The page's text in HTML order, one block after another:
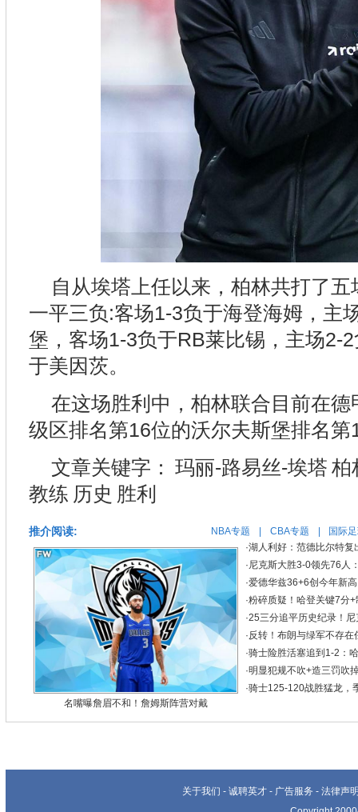
自从埃塔上任以来，柏林共打了
一平三负:客场1-3负于海登海姆，主
堡，客场1-3负于RB莱比锡，主场2-
于美因茨。
在这场胜利中，柏林联合目前在
级区排名第16位的沃尔夫斯堡排名第
文章关键字： 玛丽-路易丝-埃塔 柏
教练 历史 胜利
推介阅读: NBA专题 CBA专题 国际
名嘴曝詹眉不和！詹姆斯阵营对戴
·湖人利好：范德比尔特复
·尼克斯大胜3-0领先76人
·爱德华兹36+6创今年新
·粉碎质疑！哈登关键7分
·25三分追平历史纪录！
·反转！布朗与绿军不存
·骑士险胜活塞追到1-2：
·明显犯规不吹+造三罚吹
·骑士125-120战胜猛龙，
关于我们 - 诚聘英才 - 广告服务 - 法律声